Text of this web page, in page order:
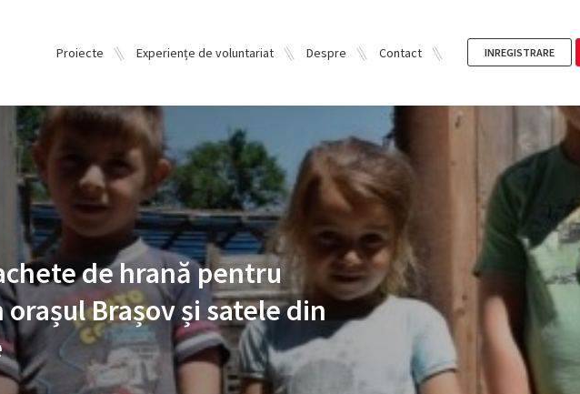
Proiecte Experiențe de voluntariat Despre Contact INREGISTRARE
de hrană pentru
Brașov și satele din